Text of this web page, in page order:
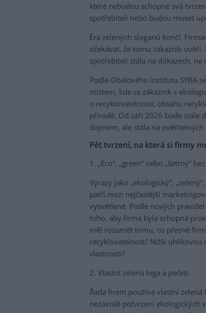
které nebudou schopné svá
spotřebiteli nebo budou muset
Éra zelených sloganů končí.
očekávat, že tomu zákazník
spotřebiteli stála na důkazech, ne
Podle Obalového institutu SYBA
místem, kde se zákazník s
o recyklovatelnosti, obsahu
přírodě. Od září 2026 bude stále
dojmem, ale stála na ověřitelných
Pět tvrzení, na která si firmy
1. „Eco“, „green“ nebo „šetrný“
Výrazy jako „ekologický“,
patří mezi nejčastější
vysvětlené. Podle nových
toho, aby firma byla schopná
měl rozumět tomu, co přesně
recyklovatelnost? Nižší uhlíkovou
vlastnosti?
2. Vlastní zelená loga a pečeti
Řada firem používá vlastní
nezávislé potvrzení ekologických